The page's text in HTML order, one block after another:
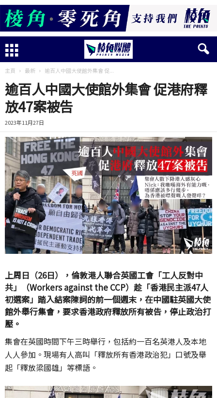
主頁 最新 逾百人中國大使館外集會 促...
逾百人中國大使館外集會 促港府釋
放47案被告
2023年11月27日
上周日（26日），倫敦港人聯合英國工會「工人反對中
共」（Workers against the CCP）趁「香港民主派47人
初選案」踏入結案陳詞的前一個週末，在中國駐英國大使
館外舉行集會，要求香港政府釋放所有被告，停止政治打
壓。
集會在英國時間下午三時舉行，包括約一百名英港人及本地
人人參加。現場有人高叫「釋放所有香港政治犯」口號及舉
起「釋放梁國雄」等標語。